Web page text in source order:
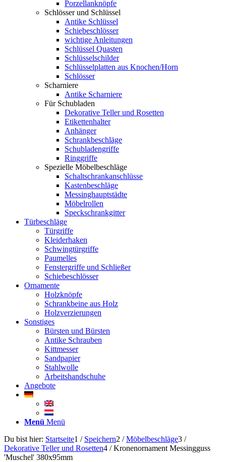
Porzellanknöpfe
Schlösser und Schlüssel
Antike Schlüssel
Schiebeschlösser
wichtige Anleitungen
Schlüssel Quasten
Schlüsselschilder
Schlüsselplatten aus Knochen/Horn
Schlösser
Scharniere
Antike Scharniere
Für Schubladen
Dekorative Teller und Rosetten
Etikettenhalter
Anhänger
Schrankbeschläge
Schubladengriffe
Ringgriffe
Spezielle Möbelbeschläge
Schaltschrankanschlüsse
Kastenbeschläge
Messinghauptstädte
Möbelrollen
Speckschrankgitter
Türbeschläge
Türgriffe
Kleiderhaken
Schwingtürgriffe
Paumelles
Fenstergriffe und Schließer
Schiebeschlösser
Ornamente
Holzknöpfe
Schrankbeine aus Holz
Holzverzierungen
Sonstiges
Bürsten und Bürsten
Antike Schrauben
Kittmesser
Sandpapier
Stahlwolle
Arbeitshandschuhe
Angebote
Menü Menü
Du bist hier: Startseite1 / Speichern2 / Möbelbeschläge3 /
Dekorative Teller und Rosetten4 / Kronenornament Messingguss
'Muschel' 380x95mm